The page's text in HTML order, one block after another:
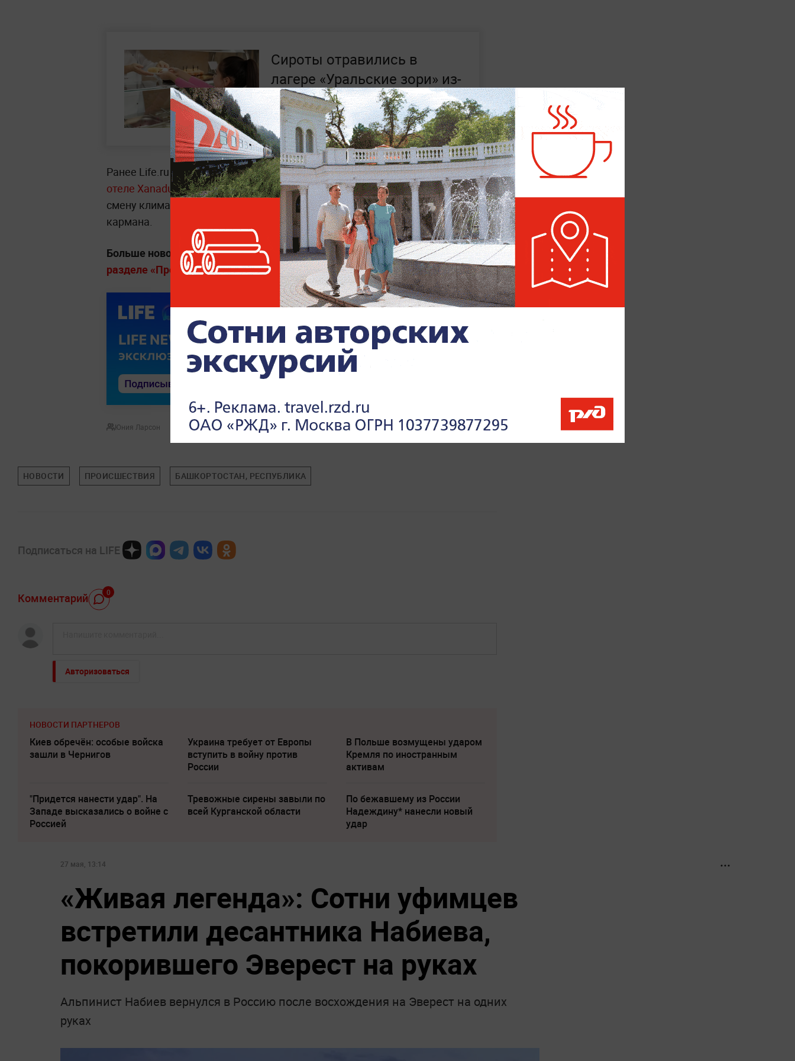
Сироты отравились в
лагере «Уральские зори» из-
за сотрудника с
норовирусом
Ранее Life.ru писал, чтодесятки россиян отравились в пятизвездочном
отеле Xanadu Makadi Bay в Египте. Причём администрация списала все на
смену климата, а туристам пришлось платить за лечение из своего
кармана.
Больше новостей о ЧП, авариях и чрезвычайных ситуациях — читайтев
разделе «Происшествия» на Life.ru.
Юния Ларсон
НОВОСТИ ПРОИСШЕСТВИЯ БАШКОРТОСТАН, РЕСПУБЛИКА
Подписаться на LIFE
Комментарий 0
Авторизоваться
НОВОСТИ ПАРТНЕРОВ
Киев обречён: особые войска
зашли в Чернигов
Украина требует от Европы
вступить в войну против
России
В Польше возмущены ударом
Кремля по иностранным
активам
"Придется нанести удар". На
Западе высказались о войне с
Россией
Тревожные сирены завыли по
всей Курганской области
По бежавшему из России
Надеждину* нанесли новый
удар
27 мая, 13:14
«Живая легенда»: Сотни уфимцев
встретили десантника Набиева,
покорившего Эверест на руках
Альпинист Набиев вернулся в Россию после восхождения на Эверест на одних
руках